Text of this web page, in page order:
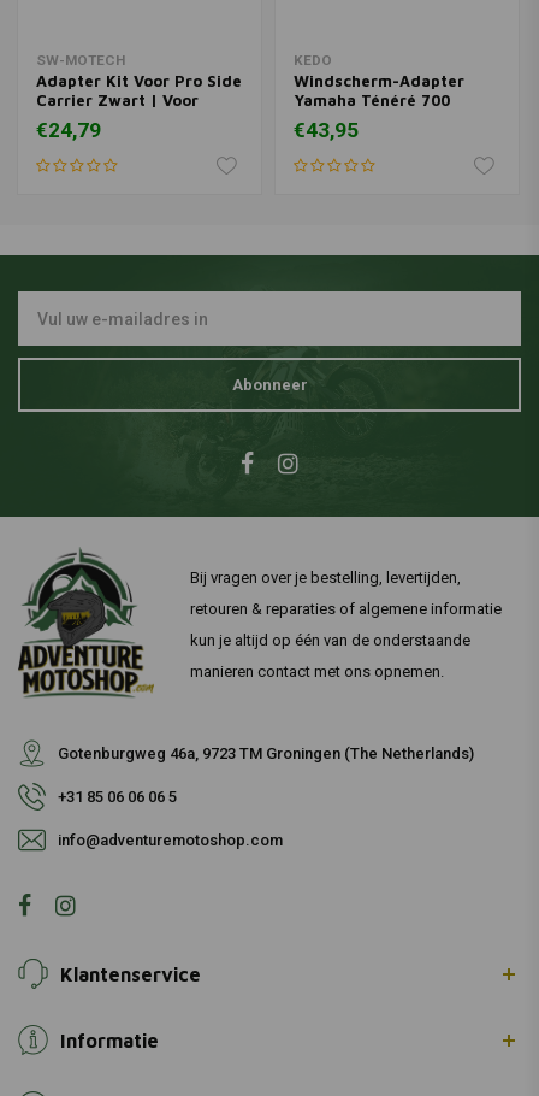
SW-MOTECH
Adapter Kit Voor Pro Side
Carrier Zwart | Voor
TRAX, NANUK Side Cases
€24,79
KEDO
Windscherm-Adapter
Yamaha Ténéré 700
€43,95
Abonneer
Bij vragen over je bestelling, levertijden,
retouren & reparaties of algemene informatie
kun je altijd op één van de onderstaande
manieren contact met ons opnemen.
Gotenburgweg 46a, 9723 TM Groningen (The Netherlands)
+31 85 06 06 06 5
info@adventuremotoshop.com
Klantenservice
Informatie